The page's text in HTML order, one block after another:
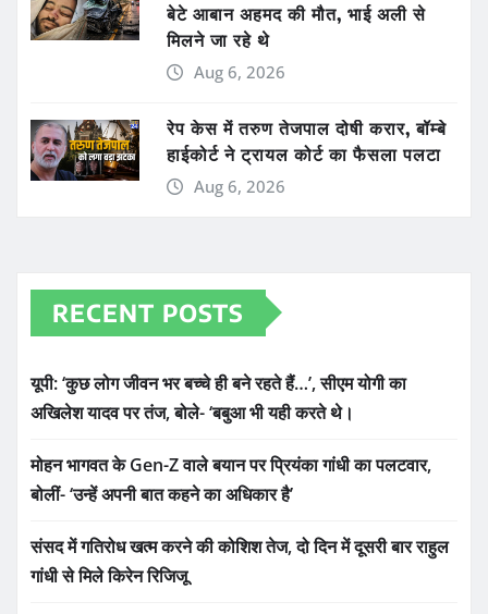
बेटे आबान अहमद की मौत, भाई अली से
मिलने जा रहे थे
Aug 6, 2026
रेप केस में तरुण तेजपाल दोषी करार, बॉम्बे
हाईकोर्ट ने ट्रायल कोर्ट का फैसला पलटा
Aug 6, 2026
RECENT POSTS
यूपी: ‘कुछ लोग जीवन भर बच्चे ही बने रहते हैं…’, सीएम योगी का
अखिलेश यादव पर तंज, बोले- ‘बबुआ भी यही करते थे।
मोहन भागवत के Gen-Z वाले बयान पर प्रियंका गांधी का पलटवार,
बोलीं- ‘उन्हें अपनी बात कहने का अधिकार है’
संसद में गतिरोध खत्म करने की कोशिश तेज, दो दिन में दूसरी बार राहुल
गांधी से मिले किरेन रिजिजू